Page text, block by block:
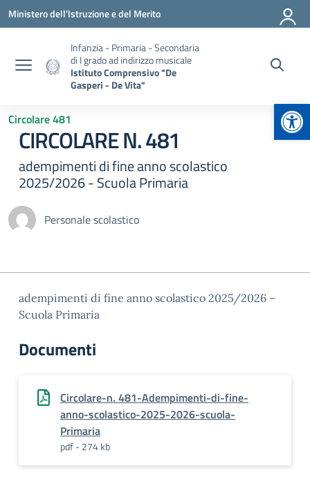
Vai ai contenuti
Vai al menu di navigazione
Vai al footer
Ministero dell'Istruzione e del Merito
Infanzia - Primaria - Secondaria
di I grado ad indirizzo musicale
Istituto Comprensivo "De
Gasperi - De Vita"
Circolare 481
CIRCOLARE N. 481
adempimenti di fine anno scolastico
2025/2026 - Scuola Primaria
Personale scolastico
adempimenti di fine anno scolastico 2025/2026 –
Scuola Primaria
Documenti
Circolare-n. 481-Adempimenti-di-fine-
anno-scolastico-2025-2026-scuola-
Primaria
pdf - 274 kb